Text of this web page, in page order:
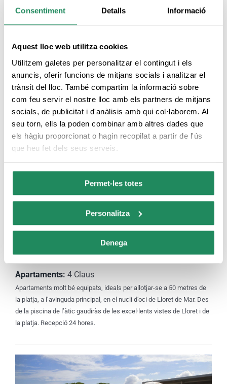
Consentiment Detalls Informació
Aquest lloc web utilitza cookies
Utilitzem galetes per personalitzar el contingut i els
anuncis, oferir funcions de mitjans socials i analitzar el
trànsit del lloc. També compartim la informació sobre
com feu servir el nostre lloc amb els partners de mitjans
socials, de publicitat i d'anàlisis amb qui col·laborem. Al
seu torn, ells la poden combinar amb altres dades que
els hàgiu proporcionat o hagin recopilat a partir de l'ús
que heu fet dels seus serveis.
Permet-les totes
Personalitza
Denega
Apartaments Lloret Sun
Apartaments :2 Claus
Els Apartaments i Estudis Lloret Sun es troben al centre de Lloret de
Mar, en una ubicació privilegiada per la seva proximitat tant de la
platja, a només 2min caminant, com de les botigues, restaurants,
espais sportius municipals,culturals i locals d’oci de Lloret.
Apartaments Blau
Apartaments: 4 Claus
Apartaments molt bé equipats, ideals per allotjar-se a 50 metres de
la platja, a l’avinguda principal, en el nucli d’oci de Lloret de Mar. Des
de la piscina de l’àtic gaudiràs de les excel·lents vistes de Lloret i de
la platja. Recepció 24 hores.